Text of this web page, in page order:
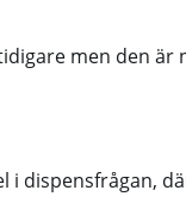
men den är
i dispensfrågan,